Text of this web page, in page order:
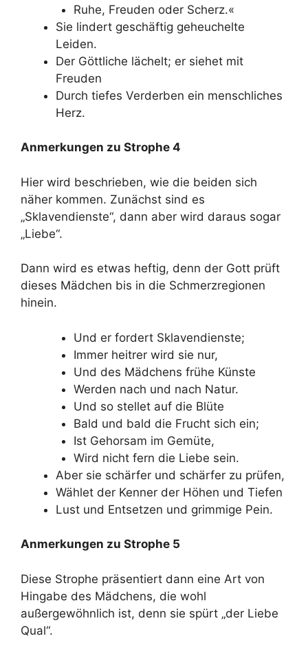
Ruhe, Freuden oder Scherz.«
Sie lindert geschäftig geheuchelte
Leiden.
Der Göttliche lächelt; er siehet mit
Freuden
Durch tiefes Verderben ein menschliches
Herz.
Anmerkungen zu Strophe 4
Hier wird beschrieben, wie die beiden sich
näher kommen. Zunächst sind es
„Sklavendienste“, dann aber wird daraus sogar
„Liebe“.
Dann wird es etwas heftig, denn der Gott prüft
dieses Mädchen bis in die Schmerzregionen
hinein.
Und er fordert Sklavendienste;
Immer heitrer wird sie nur,
Und des Mädchens frühe Künste
Werden nach und nach Natur.
Und so stellet auf die Blüte
Bald und bald die Frucht sich ein;
Ist Gehorsam im Gemüte,
Wird nicht fern die Liebe sein.
Aber sie schärfer und schärfer zu prüfen,
Wählet der Kenner der Höhen und Tiefen
Lust und Entsetzen und grimmige Pein.
Anmerkungen zu Strophe 5
Diese Strophe präsentiert dann eine Art von
Hingabe des Mädchens, die wohl
außergewöhnlich ist, denn sie spürt „der Liebe
Qual“.